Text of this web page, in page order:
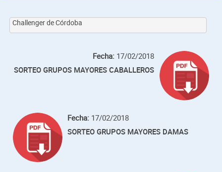
Challenger de Córdoba
Fecha: 17/02/2018
SORTEO GRUPOS MAYORES CABALLEROS
Fecha: 17/02/2018
SORTEO GRUPOS MAYORES DAMAS